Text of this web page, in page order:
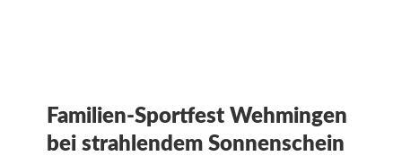
Familien-Sportfest Wehmingen
bei strahlendem Sonnenschein